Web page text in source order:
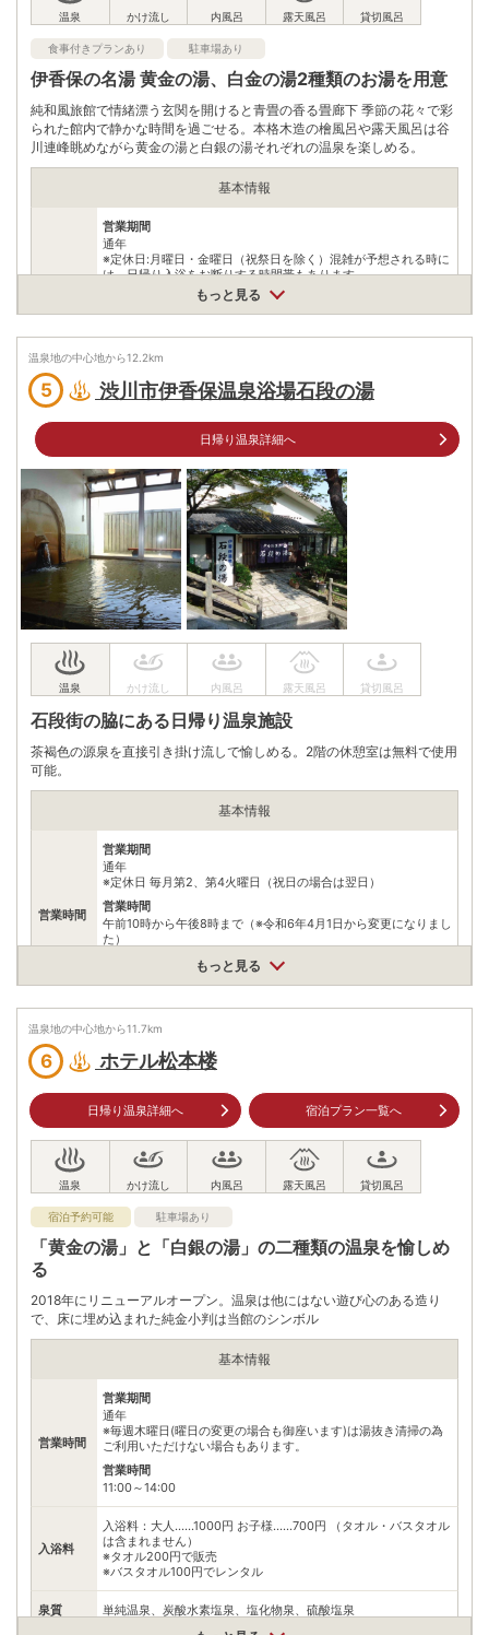
食事付きプランあり 駐車場あり
伊香保の名湯 黄金の湯、白金の湯2種類のお湯を用意
純和風旅館で情緒漂う玄関を開けると青畳の香る畳廊下 季節の花々で彩
られた館内で静かな時間を過ごせる。本格木造の檜風呂や露天風呂は谷
川連峰眺めながら黄金の湯と白銀の湯それぞれの温泉を楽しめる。
基本情報
営業期間
通年
※定休日:月曜日・金曜日（祝祭日を除く）混雑が予想される時に
は、日帰り入浴をお断りする時間帯もあります。
11:30～14:30終了(※夕食付きプランで客室利用の場合、15:00～
入浴料
入浴料:大人1500円､小学生1000円､未就学児(2才～)700円「タ
オル・バスタオル付」
アクセス
住所
群馬県渋川市伊香保町伊香保87-2
車
渋川伊香保I.Cから約20分
公共交通機関
渋川駅からタクシーで約15分
渋川駅からバスで約25分
（伊香保温泉行/終点伊香保温泉徒歩約5または伊香保榛名口徒歩
7分）
駐車場
無料（60台）
※50メートル離れた専用駐車場で ワゴン送迎
電話番号 0279722232
※ 掲載情報は変更になる場合があります。最新の内容はご利用前にご自身でお
問合せください。
もっと見る
温泉地の中心地から12.2km
5 渋川市伊香保温泉浴場石段の湯
日帰り温泉詳細へ
石段街の脇にある日帰り温泉施設
茶褐色の源泉を直接引き掛け流しで愉しめる。2階の休憩室は無料で使用
可能。
基本情報
営業時間
営業期間
通年
※定休日 毎月第2、第4火曜日（祝日の場合は翌日）
営業時間
午前10時から午後8時まで（※令和6年4月1日から変更になりまし
た）
入浴料
/ 渋川市内在住者：大人500円、小人・障がい者・高齢者(65歳
以上) 250円
※（補足）大人：中学生以上 （補足）小人：小学生 （補足）障
硫酸塩泉
アクセス
関越道渋川伊香保ICから伊香保温泉方面へ約20分
公共交通機関
駐車場 情報なし
電話番号 0279724526
※ 掲載情報は変更になる場合があります。最新の内容はご利用前にご自身でお
問合せください。
※ 料金情報は税込・税抜表記が混ざっております。正しい金額はご利用前にご
自身でお問合せください。
もっと見る
温泉地の中心地から11.7km
6 ホテル松本楼
日帰り温泉詳細へ 宿泊プラン一覧へ
宿泊予約可能 駐車場あり
「黄金の湯」と「白銀の湯」の二種類の温泉を愉しめ
る
2018年にリニューアルオープン。温泉は他にはない遊び心のある造り
で、床に埋め込まれた純金小判は当館のシンボル
基本情報
営業時間
営業期間
通年
※毎週木曜日(曜日の変更の場合も御座います)は湯抜き清掃の為
ご利用いただけない場合もあります。
営業時間
11:00～14:00
入浴料
入浴料：大人……1000円 お子様……700円 （タオル・バスタオル
は含まれません）
※タオル200円で販売
※バスタオル100円でレンタル
泉質 単純温泉、炭酸水素塩泉、塩化物泉、硫酸塩泉